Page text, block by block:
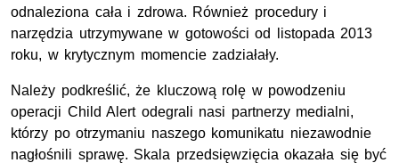
odnaleziona cała i zdrowa. Również procedury i
narzędzia utrzymywane w gotowości od listopada 2013
roku, w krytycznym momencie zadziałały.
Należy podkreślić, że kluczową rolę w powodzeniu
operacji Child Alert odegrali nasi partnerzy medialni,
którzy po otrzymaniu naszego komunikatu niezawodnie
nagłośnili sprawę. Skala przedsięwzięcia okazała się być